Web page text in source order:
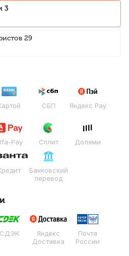
3
29
СБП Яндекс Pay
Pay Сплит Долями
Банковский
перевод
СДЭК
Яндекс
Доставка
Почта
России